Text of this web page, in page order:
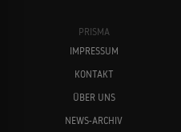
PRISMA
IMPRESSUM
KONTAKT
ÜBER UNS
NEWS-ARCHIV